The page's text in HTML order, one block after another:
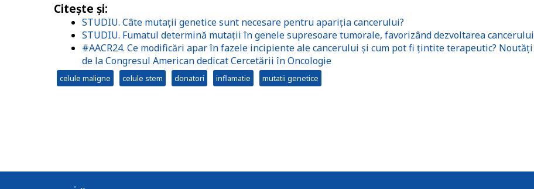
Citeşte şi:
STUDIU. Câte mutații genetice sunt necesare pentru apariția cancerului?
STUDIU. Fumatul determină mutații în genele supresoare tumorale, favorizând dezvoltarea cancerului
#AACR24. Ce modificări apar în fazele incipiente ale cancerului și cum pot fi țintite terapeutic? Noutăți
de la Congresul American dedicat Cercetării în Oncologie
celule maligne celule stem donatori inflamatie mutatii genetice